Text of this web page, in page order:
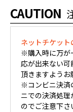
CAUTION
ネットチケッ
※購入時に万が
応が出来ない
頂きますようお
※コンビニ決済
ニでの決済処
のでご注意下さ